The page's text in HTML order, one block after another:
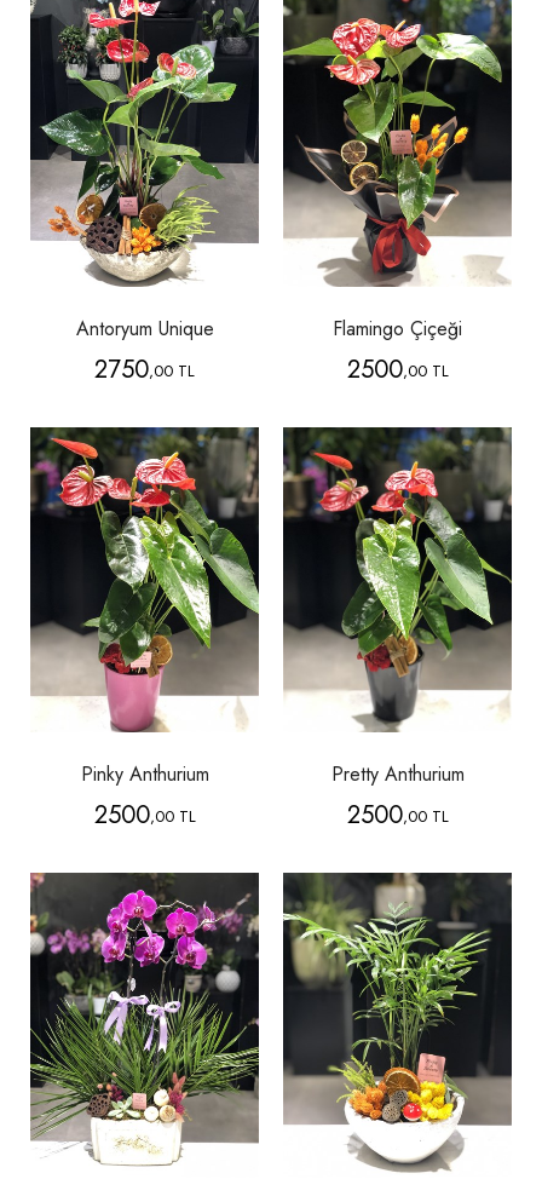
Antoryum Unique
2750,00 TL
Flamingo Çiçeği
2500,00 TL
Pinky Anthurium
2500,00 TL
Pretty Anthurium
2500,00 TL